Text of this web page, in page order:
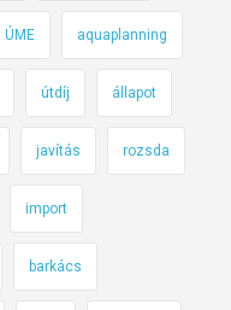
ÚME aquaplanning
útdíj állapot
javítás rozsda
import
barkács